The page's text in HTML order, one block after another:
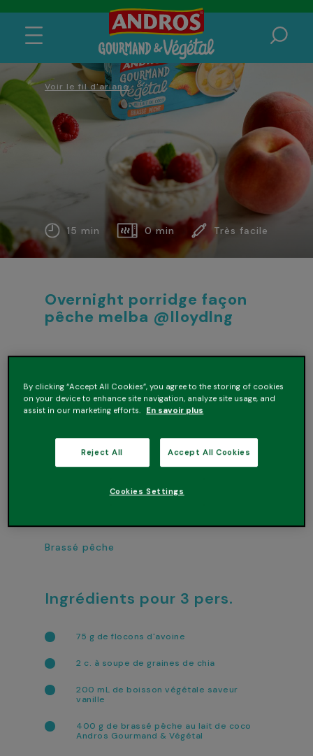
Voir le fil d'ariane
Overnight porridge façon
pêche melba @lloydlng
15 min 0 min Très facile
Brassé pêche
Ingrédients pour 3 pers.
75 g de flocons d'avoine
2 c. à soupe de graines de chia
200 mL de boisson végétale saveur
vanille
400 g de brassé pêche au lait de coco
Andros Gourmand & Végétal
By clicking “Accept All Cookies”, you agree to the storing of cookies
on your device to enhance site navigation, analyze site usage, and
assist in our marketing efforts. En savoir plus
Reject All Accept All Cookies
Cookies Settings